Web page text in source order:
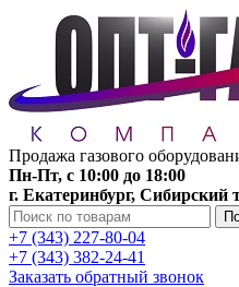
Продажа газового
Пн-Пт, с 10:00 до 18:00
г. Екатеринбург, Сибирский
+7 (343) 227-80-04
+7 (343) 382-24-41
Заказать обратный звонок